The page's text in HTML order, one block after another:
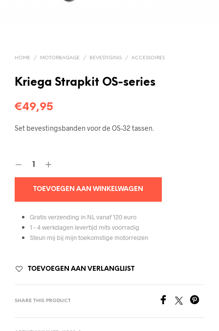
HOME / MOTORBAGAGE / BEVESTIGING / ACCESSOIRES
Kriega Strapkit OS-series
€49,95
Set bevestingsbanden voor de OS-32 tassen.
TOEVOEGEN AAN WINKELWAGEN
Gratis verzending in NL vanaf 120 euro
1 - 4 werkdagen levertijd mits voorradig
Steun mij bij mijn toekomstige motorreizen
TOEVOEGEN AAN VERLANGLIJST
SHARE THIS PRODUCT